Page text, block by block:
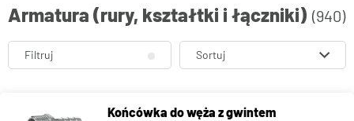
Armatura (rury, kształtki i łączniki) (940)
Filtruj Sortuj
Końcówka do węża z gwintem